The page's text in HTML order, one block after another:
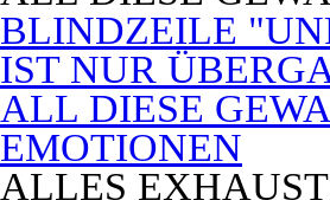
BLINDZEILE
IST NUR
ALL DIESE
EMOTIONEN
ALLES